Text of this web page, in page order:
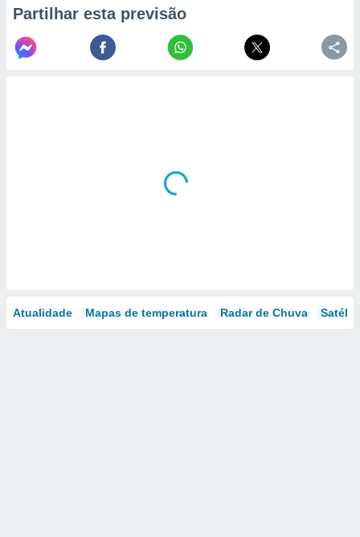
Partilhar esta previsão
Atualidade Mapas de temperatura Radar de Chuva